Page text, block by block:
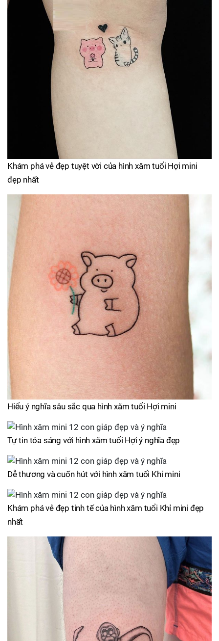
Khám phá vẻ đẹp tuyệt vời của hình xăm tuổi Hợi mini
đẹp nhất
Hiểu ý nghĩa sâu sắc qua hình xăm tuổi Hợi mini
Tự tin tỏa sáng với hình xăm tuổi Hợi ý nghĩa đẹp
Dễ thương và cuốn hút với hình xăm tuổi Khỉ mini
Khám phá vẻ đẹp tinh tế của hình xăm tuổi Khỉ mini đẹp
nhất